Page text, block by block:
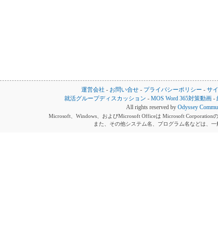
運営会社 - お問い合せ - プライバシーポリシー - サ
就活グループディスカッション -MOS Word 365対策動画 -
All rights reserved by Odyssey
Microsoft、Windows、およびMicrosoft Officeは Microsoft Corporation
また、その他システム名、プログラム名などは、